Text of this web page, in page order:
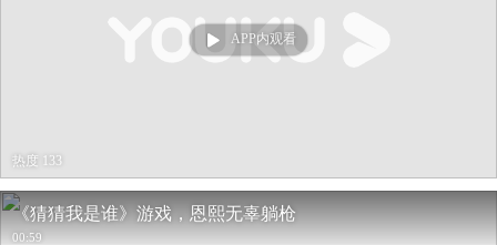
APP内观看
热度 133
《猜猜我是谁》游戏，恩熙无辜躺枪
00:59